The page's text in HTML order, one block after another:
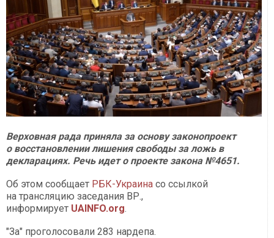
Верховная рада приняла за основу законопроект
о восстановлении лишения свободы за ложь в
декларациях. Речь идет о проекте закона №4651.
Об этом сообщает РБК-Украина со ссылкой
на трансляцию заседания ВР.,
информирует UAINFO.org.
"За" проголосовали 283 нардепа.